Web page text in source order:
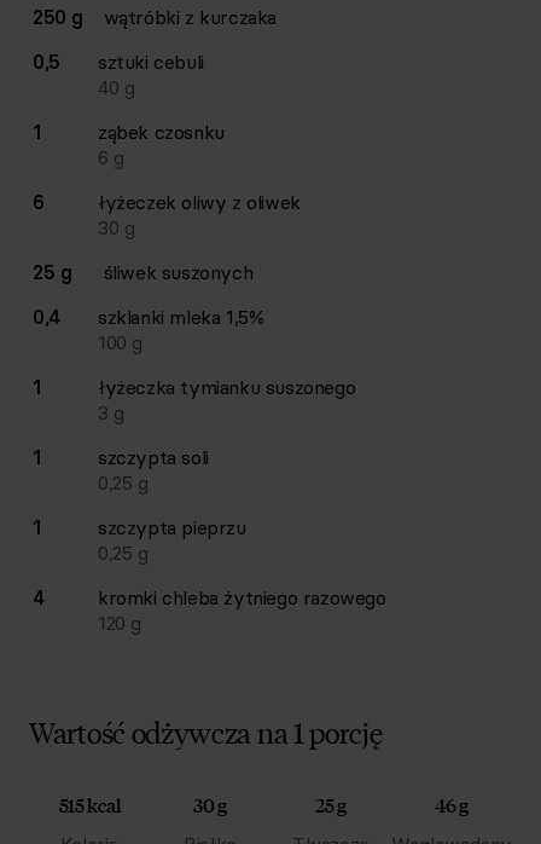
Lista składników przepisu z ilościami i wagami
Ilość Składnik
250 g
wątróbki z kurczaka
0,5
sztuki cebuli
40 g
1
ząbek czosnku
6 g
6
łyżeczek oliwy z oliwek
30 g
25 g
śliwek suszonych
0,4
szklanki mleka 1,5%
100 g
1
łyżeczka tymianku suszonego
3 g
1
szczypta soli
0,25 g
1
szczypta pieprzu
0,25 g
4
kromki chleba żytniego razowego
120 g
Wartość odżywcza na 1 porcję
515 kcal 30 g 25 g 46 g